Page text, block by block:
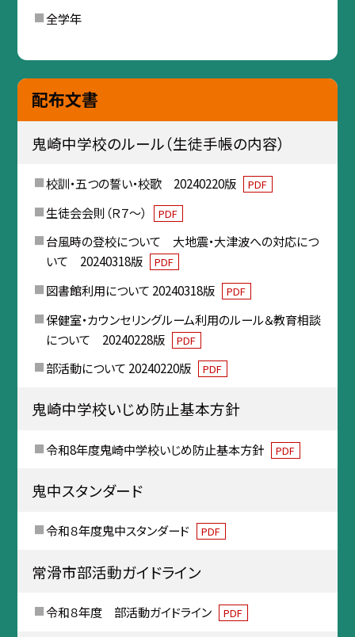
全学年
配布文書
鬼崎中学校のルール（生徒手帳の内容）
校訓・五つの誓い・校歌 20240220版 PDF
生徒会会則（Ｒ７～） PDF
台風時の登校について 大地震・大津波への対応につ
いて 20240318版
PDF
図書館利用について 20240318版 PDF
保健室・カウンセリングルーム利用のルール＆教育相談
について 20240228版
PDF
部活動について 20240220版 PDF
鬼崎中学校いじめ防止基本方針
令和8年度鬼崎中学校いじめ防止基本方針 PDF
鬼中スタンダード
令和８年度鬼中スタンダード PDF
常滑市部活動ガイドライン
令和８年度 部活動ガイドライン PDF